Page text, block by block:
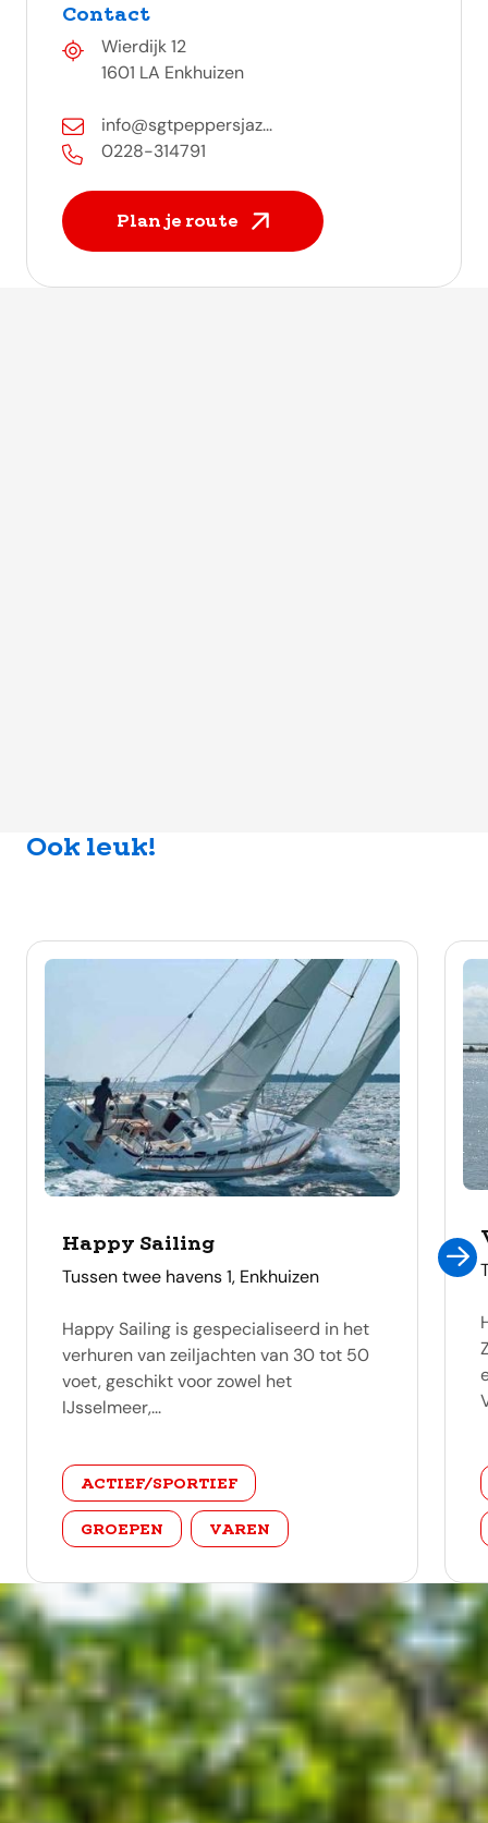
Contact
Wierdijk 12
1601 LA Enkhuizen
info@sgtpeppersjaz...
0228-314791
Plan je route
Ook leuk!
Happy Sailing
adres
Tussen twee havens 1, Enkhuizen
Happy Sailing is gespecialiseerd in het
verhuren van zeiljachten van 30 tot 50
voet, geschikt voor zowel het
IJsselmeer,...
categorie
ACTIEF/SPORTIEF
GROEPEN VAREN